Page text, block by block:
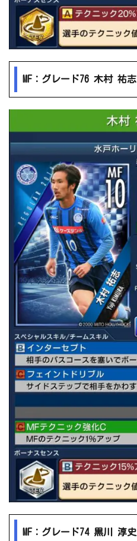
MF：グレード76 木村 祐志
MF：グレード74 黒川 淳史